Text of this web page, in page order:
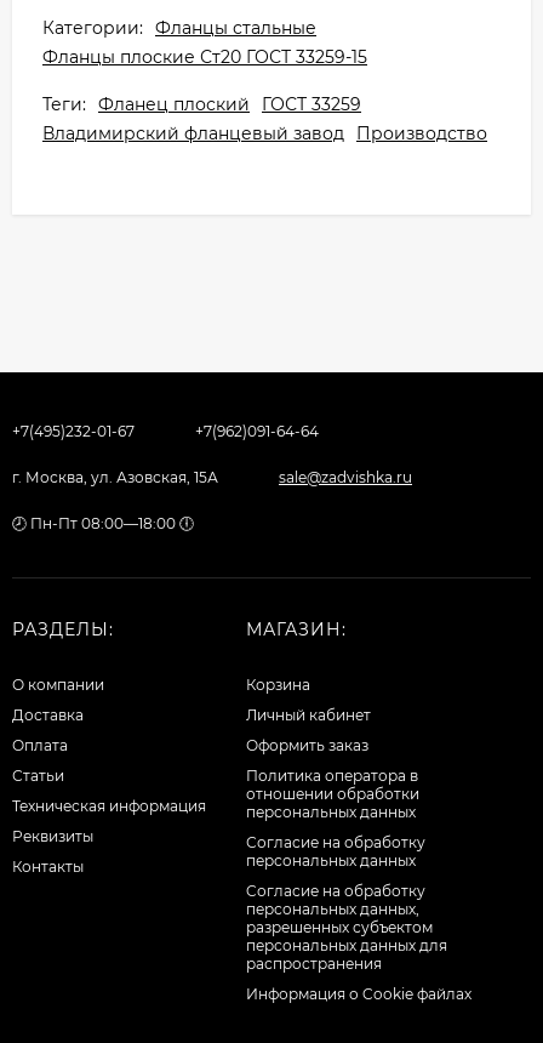
Категории: Фланцы стальные
Фланцы плоские Ст20 ГОСТ 33259-15
Теги: Фланец плоский
ГОСТ 33259
Владимирский фланцевый завод
Производство
+7(495)232-01-67 +7(962)091-64-64
г. Москва, ул. Азовская, 15А sale@zadvishka.ru
🕗 Пн-Пт 08:00—18:00 🕕
РАЗДЕЛЫ:
О компании
Доставка
Оплата
Статьи
Техническая информация
Реквизиты
Контакты
МАГАЗИН:
Корзина
Личный кабинет
Оформить заказ
Политика оператора в
отношении обработки
персональных данных
Согласие на обработку
персональных данных
Cогласие на обработку
персональных данных,
разрешенных субъектом
персональных данных для
распространения
Информация о Cookie файлах